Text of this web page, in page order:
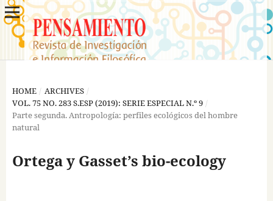
HOME / ARCHIVES /
VOL. 75 NO. 283 S.ESP (2019): SERIE ESPECIAL N.º 9 /
Parte segunda. Antropología: perfiles ecológicos del hombre
natural
Ortega y Gasset’s bio-ecology